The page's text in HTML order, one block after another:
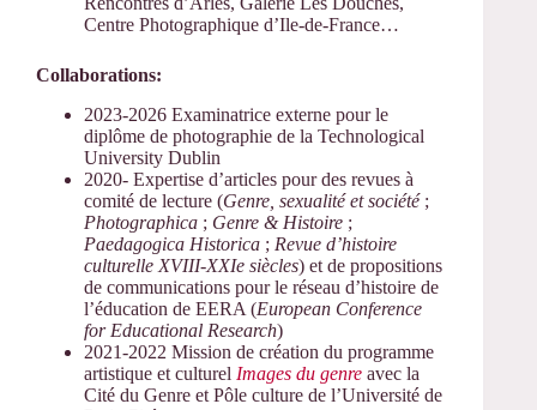
Centre Photographique d’Ile-de-France…
Collaborations:
2023-2026 Examinatrice externe pour le
diplôme de photographie de la Technological
University Dublin
2020- Expertise d’articles pour des revues à
comité de lecture (Genre, sexualité et société;
Photographica ; Genre & Histoire ;
Paedagogica Historica ; Revue d’histoire
culturelle XVIII-XXIe siècles) et de propositions
de communications pour le réseau d’histoire de
l’éducation de EERA (European Conference
for Educational Research)
2021-2022 Mission de création du programme
artistique et culturel Images du genre avec la
Cité du Genre et Pôle culture de l’Université de